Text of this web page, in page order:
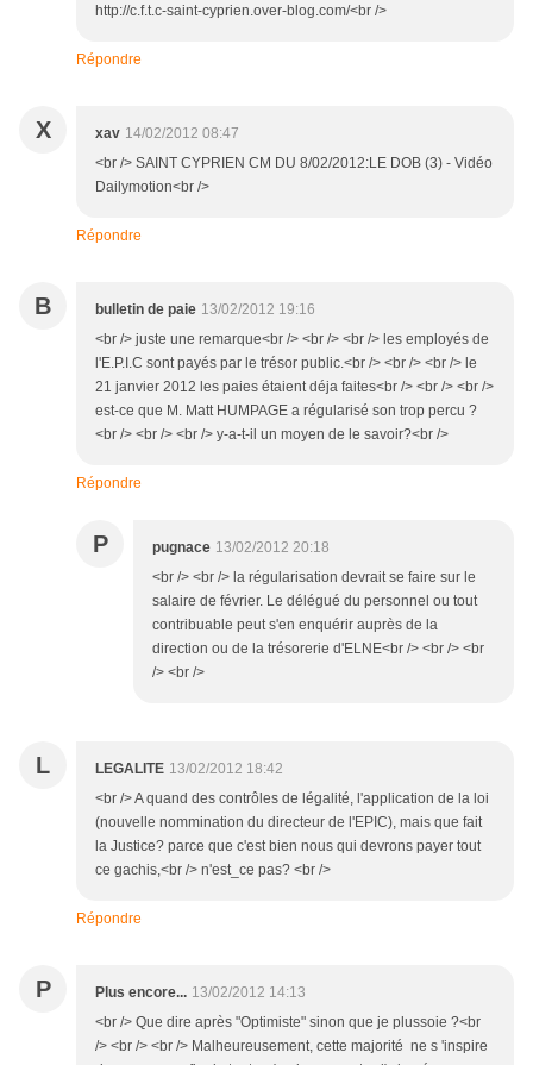
http://c.f.t.c-saint-cyprien.over-blog.com/<br />
Répondre
X xav 14/02/2012 08:47
<br /> SAINT CYPRIEN CM DU 8/02/2012:LE DOB (3) - Vidéo
Dailymotion<br />
Répondre
B bulletin de paie 13/02/2012 19:16
<br /> juste une remarque<br /> <br /> <br /> les employés de
l'E.P.I.C sont payés par le trésor public.<br /> <br /> <br /> le
21 janvier 2012 les paies étaient déja faites<br /> <br /> <br />
est-ce que M. Matt HUMPAGE a régularisé son trop percu ?
<br /> <br /> <br /> y-a-t-il un moyen de le savoir?<br />
Répondre
P pugnace 13/02/2012 20:18
<br /> <br /> la régularisation devrait se faire sur le
salaire de février. Le délégué du personnel ou tout
contribuable peut s'en enquérir auprès de la
direction ou de la trésorerie d'ELNE<br /> <br /> <br
/> <br />
L LEGALITE 13/02/2012 18:42
<br /> A quand des contrôles de légalité, l'application de la loi
(nouvelle nommination du directeur de l'EPIC), mais que fait
la Justice? parce que c'est bien nous qui devrons payer tout
ce gachis,<br /> n'est_ce pas? <br />
Répondre
P Plus encore... 13/02/2012 14:13
<br /> Que dire après "Optimiste" sinon que je plussoie ?<br
/> <br /> <br /> Malheureusement, cette majorité ne s 'inspire